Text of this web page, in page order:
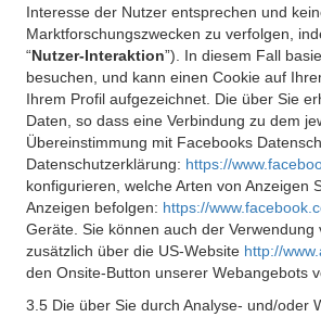
Interesse der Nutzer entsprechen und
Marktforschungszwecken zu verfolgen,
“Nutzer-Interaktion”). In diesem Fall
besuchen, und kann einen Cookie auf
Ihrem Profil aufgezeichnet. Die über Sie
Daten, so dass eine Verbindung zu dem
Übereinstimmung mit Facebooks
Datenschutzerklärung: https://
konfigurieren, welche Arten von
Anzeigen befolgen: https://
Geräte. Sie können auch der
zusätzlich über die US-Website http://
den Onsite-Button unserer Webangebots
3.5 Die über Sie durch Analyse- und/oder